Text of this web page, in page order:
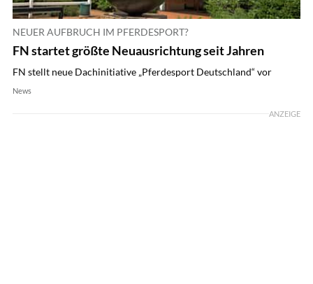
NEUER AUFBRUCH IM PFERDESPORT?
FN startet größte Neuausrichtung seit Jahren
FN stellt neue Dachinitiative „Pferdesport Deutschland“ vor
News
ANZEIGE